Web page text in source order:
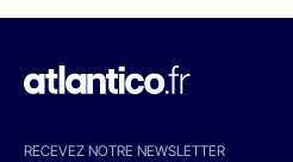
RECEVEZ NOTRE NEWSLETTER